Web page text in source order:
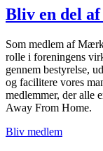
Bliv en del
Som medlem af
rolle i foreningens
gennem bestyrelse,
og facilitere vores
medlemmer, der alle
Away From Home.
Bliv medlem